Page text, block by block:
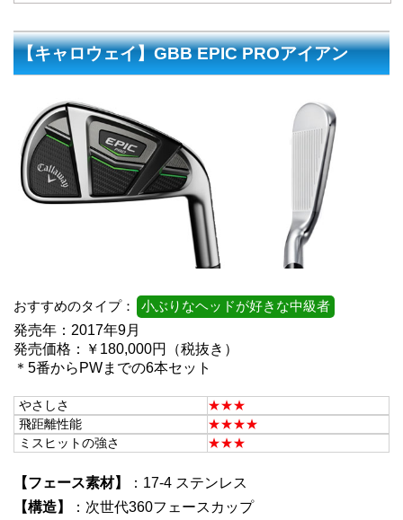
【キャロウェイ】GBB EPIC PROアイアン
おすすめのタイプ：
小ぶりなヘッドが好きな中級者
発売年：2017年9月
発売価格：￥180,000円（税抜き）
＊5番からPWまでの6本セット
やさしさ
★★★
飛距離性能
★★★★
ミスヒットの強さ
★★★
【フェース素材】
：17-4 ステンレス
【構造】
：次世代360フェースカップ